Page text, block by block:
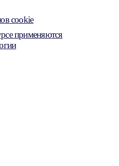
cookie
применяются